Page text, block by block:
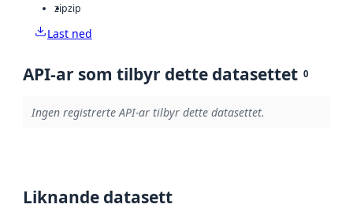
zipzip
Last ned
API-ar som tilbyr dette datasettet 0
Ingen registrerte API-ar tilbyr dette datasettet.
Liknande datasett